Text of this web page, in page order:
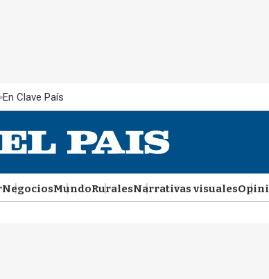
En Clave País
NegociosMundoRuralesNarrativas visuales